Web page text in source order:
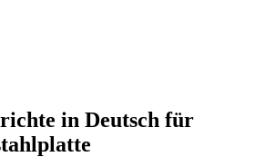
in Deutsch für